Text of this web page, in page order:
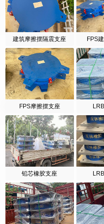
建筑摩擦摆隔震支座 FPS
FPS摩擦摆支座
铅芯橡胶支座